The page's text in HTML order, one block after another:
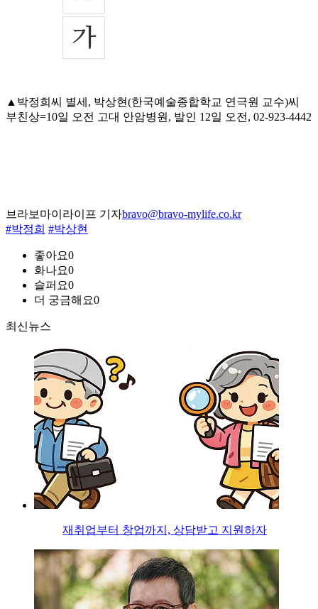
▲박정희씨 별세, 박상현(한국예술종합학교 연극원 교수)씨
부친상=10일 오전 고대 안암병원, 발인 12일 오전, 02-923-4442
브라보마이라이프 기자bravo@bravo-mylife.co.kr
#박정희 #박상현
좋아요0
화나요0
슬퍼요0
더 궁금해요0
최신뉴스
재취업부터 창업까지, 상담받고 지원하자